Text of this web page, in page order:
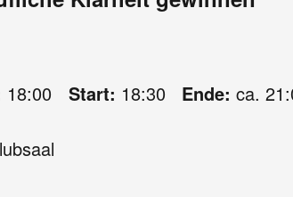
18:00 Start: 18:30 Ende: ca.